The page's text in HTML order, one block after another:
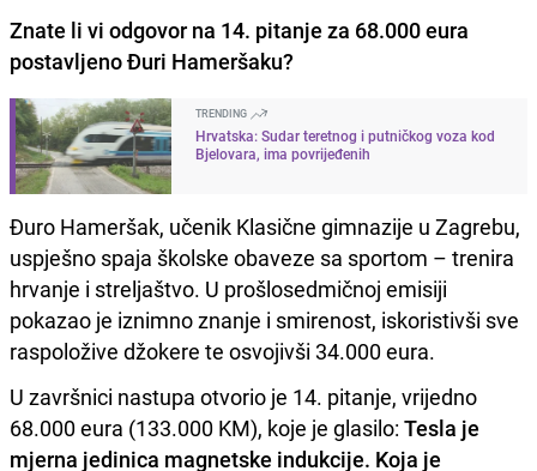
Znate li vi odgovor na 14. pitanje za 68.000 eura
postavljeno Đuri Hameršaku?
TRENDING
Hrvatska: Sudar teretnog i putničkog voza kod
Bjelovara, ima povrijeđenih
Đuro Hameršak, učenik Klasične gimnazije u Zagrebu,
uspješno spaja školske obaveze sa sportom – trenira
hrvanje i streljaštvo. U prošlosedmičnoj emisiji
pokazao je iznimno znanje i smirenost, iskoristivši sve
raspoložive džokere te osvojivši 34.000 eura.
U završnici nastupa otvorio je 14. pitanje, vrijedno
68.000 eura (133.000 KM), koje je glasilo: Tesla je
mjerna jedinica magnetske indukcije. Koja je